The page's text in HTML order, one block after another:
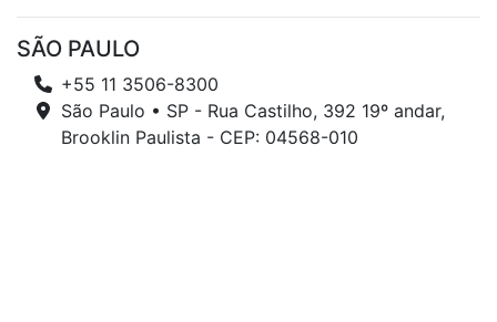
SÃO PAULO
+55 11 3506-8300
São Paulo • SP - Rua Castilho, 392 19º andar,
Brooklin Paulista - CEP: 04568-010